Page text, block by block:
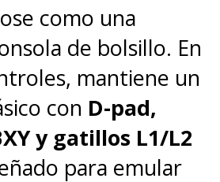
como una
de bolsillo. En
mantiene un
con D-pad,
y gatillos L1/L2
para emular